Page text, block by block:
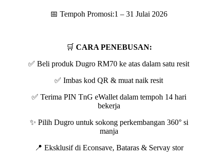
📅 Tempoh Promosi:1 – 31 Julai 2026 ​
🛒 CARA PENEBUSAN:​
✅ Beli produk Dugro RM70 ke atas dalam satu resit​
✅ Imbas kod QR & muat naik resit​
✅ Terima PIN TnG eWallet dalam tempoh 14 hari
bekerja​
✨ Pilih Dugro untuk sokong perkembangan 360° si
manja​
📍 Eksklusif di Econsave, Bataras & Servay stor